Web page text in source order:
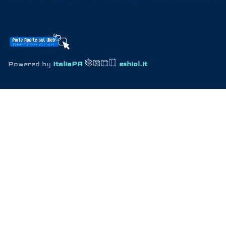
Powered by ItaliaPA eshiol.it